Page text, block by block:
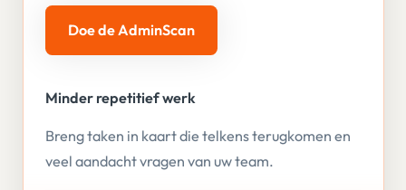
Doe de AdminScan
Minder repetitief werk
Breng taken in kaart die telkens terugkomen en
veel aandacht vragen van uw team.